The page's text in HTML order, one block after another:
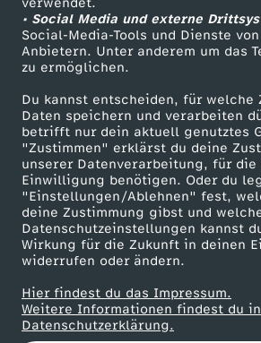
verwendet.
• Social Media und externe
Social-Media-Tools und Dienste
Anbietern. Unter anderem um das
zu ermöglichen.
Du kannst entscheiden, für welche
Daten speichern und verarbeiten
betrifft nur dein aktuell genutztes
"Zustimmen" erklärst du deine
unserer Datenverarbeitung, für die
Einwilligung benötigen. Oder du
"Einstellungen/Ablehnen" fest,
deine Zustimmung gibst und
Datenschutzeinstellungen kannst
Wirkung für die Zukunft in deinen
widerrufen oder ändern.
Hier findest du das Impressum.
Weitere Informationen findest du
Datenschutzerklärung.
l
.
ü
s
s
e
v
o
M
e
d
e
r
G
e
s
c
r
i
c
k
s
d
e
r
s
c
h
ö
n
s
n
O
d
y
s
s
e
S
A
r
S
w
i
f
t
e
m
i
t
P
a
u
l
a
r
d
e
n
g
s
s
t
i
a
T
r
u
m
p
u
d
e
m
S
c
c
t
e
d
e
r
ZDF Unternehmen
Karriere
ZDF goes Schule
Werbefernsehen
Mainzelmännchen
Partner